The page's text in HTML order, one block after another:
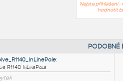
Nejste přihlášeni
hodnotit